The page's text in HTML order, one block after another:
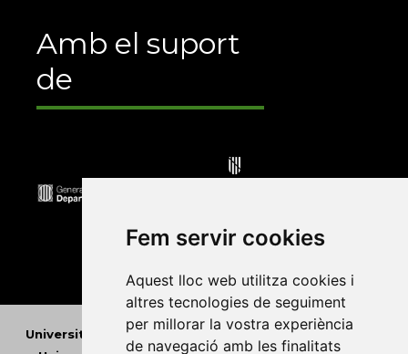
Fem servir cookies
Aquest lloc web utilitza cookies i
altres tecnologies de seguiment
per millorar la vostra experiència
de navegació amb les finalitats
Amb el suport
de
Universitat Abat Oliba CEU • Universitat d'Alacant